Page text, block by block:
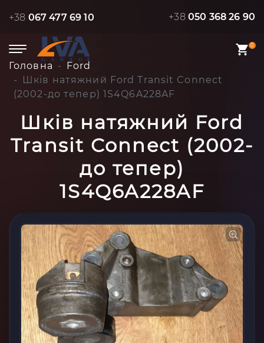
+38 067 477 69 10 +38 050 368 26 90
0
Головна
Ford
Шків натяжний Ford Transit Connect
(2002-до тепер) 1S4Q6A228AF
Шків натяжний Ford
Transit Connect (2002-
до тепер)
1S4Q6A228AF